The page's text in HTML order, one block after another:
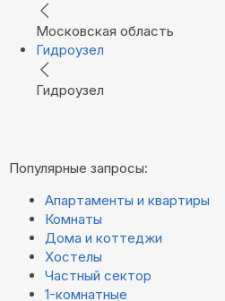
Московская область
Гидроузел
Гидроузел
Популярные запросы:
Апартаменты и квартиры
Комнаты
Дома и коттеджи
Хостелы
Частный сектор
1-комнатные